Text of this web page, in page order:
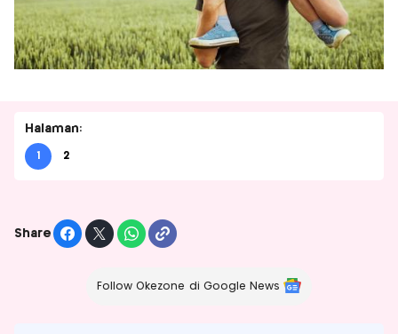
Halaman:
1 2
Share
Follow Okezone di Google News